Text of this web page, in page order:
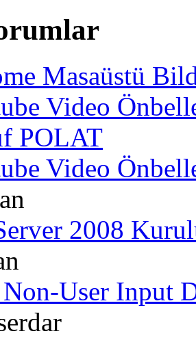
Masaüstü
Video
POLAT
Video
2008
User Input